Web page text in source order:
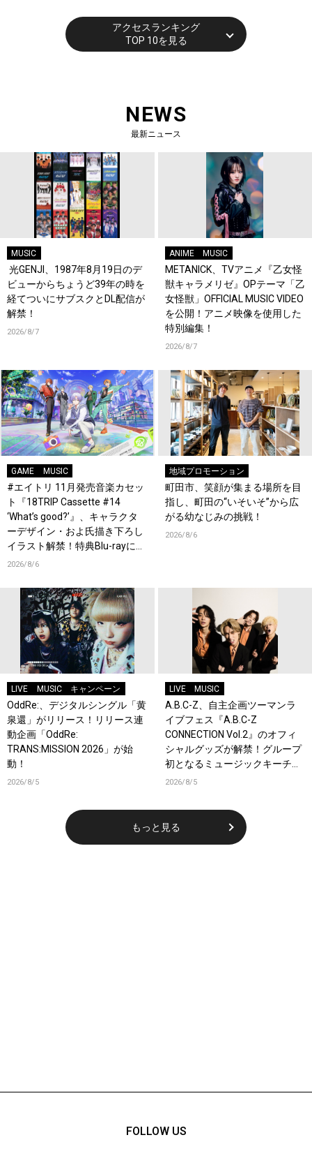
アクセスランキング
TOP 10を見る
NEWS
最新ニュース
MUSIC
光GENJI、1987年8月19日のデ
ビューからちょうど39年の時を
経てついにサブスクとDL配信が
解禁！
2026/8/7
ANIME MUSIC
METANICK、TVアニメ『乙女怪
獣キャラメリゼ』OPテーマ「乙
女怪獣」OFFICIAL MUSIC VIDEO
を公開！アニメ映像を使用した
特別編集！
2026/8/7
GAME MUSIC
#エイトリ 11月発売音楽カセッ
ト『18TRIP Cassette #14
‘What’s good?’』、キャラクタ
ーデザイン・およ氏描き下ろし
イラスト解禁！特典Blu-rayには
『HAMAツアーズ全体会議』が
2026/8/6
地域プロモーション
町田市、笑顔が集まる場所を目
指し、町田の“いそいそ”から広
がる幼なじみの挑戦！
2026/8/6
LIVE MUSIC キャンペーン
OddRe:、デジタルシングル「黄
泉還」がリリース！リリース連
動企画「OddRe:
TRANS:MISSION 2026」が始
動！
2026/8/5
LIVE MUSIC
A.B.C-Z、自主企画ツーマンラ
イブフェス『A.B.C-Z
CONNECTION Vol.2』のオフィ
シャルグッズが解禁！グループ
初となるミュージックキーチェ
ーンが登場！
2026/8/5
もっと見る
FOLLOW US